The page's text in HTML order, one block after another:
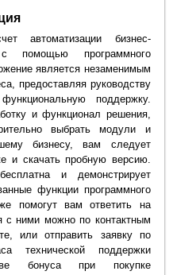
автоматизации бизнес-
с помощью программного
является незаменимым
предоставляя руководству
поддержку.
и функционал решения,
выбрать модули и
бизнесу, вам следует
и скачать пробную версию.
и демонстрирует
функции программного
помогут вам ответить на
с ними можно по контактным
или отправить заявку по
технической поддержки
бонуса при покупке